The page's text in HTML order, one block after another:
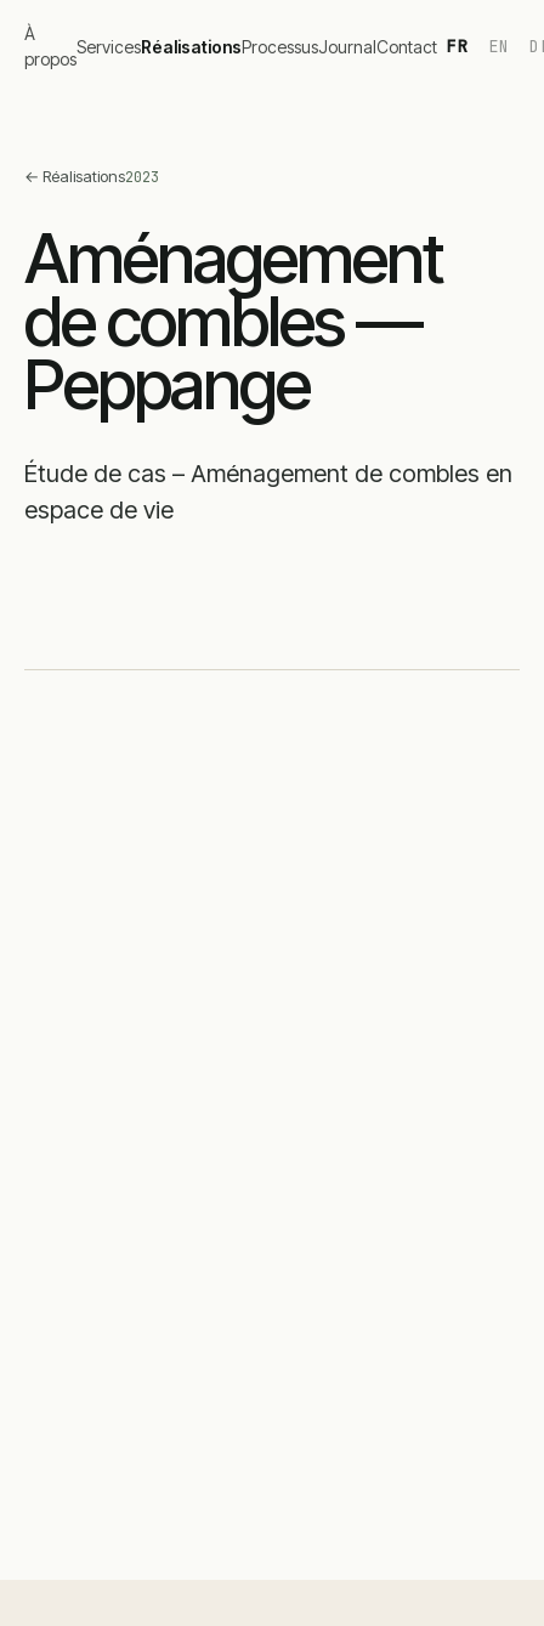
À
propos
ServicesRéalisationsProcessusJournalContact FR EN
← Réalisations2023
Aménagement
de combles —
Peppange
Étude de cas – Aménagement de combles en
espace de vie